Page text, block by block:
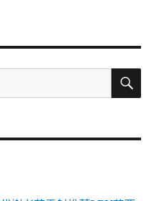
搜